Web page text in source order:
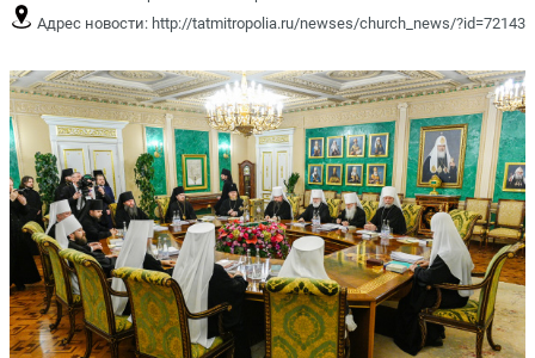
Адрес новости: http://tatmitropolia.ru/newses/church_news/?id=72143